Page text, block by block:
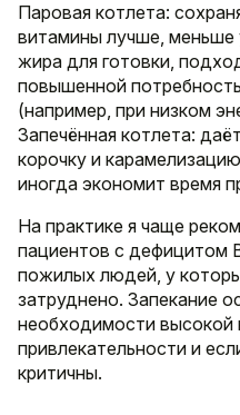
Паровая котлета:
витамины лучше, меньше
жира для готовки,
повышенной
(например, при низком
Запечённая котлета:
корочку и
иногда экономит время
На практике я чаще
пациентов с дефицитом
пожилых людей, у
затруднено. Запекание
необходимости высокой
привлекательности и
критичны.